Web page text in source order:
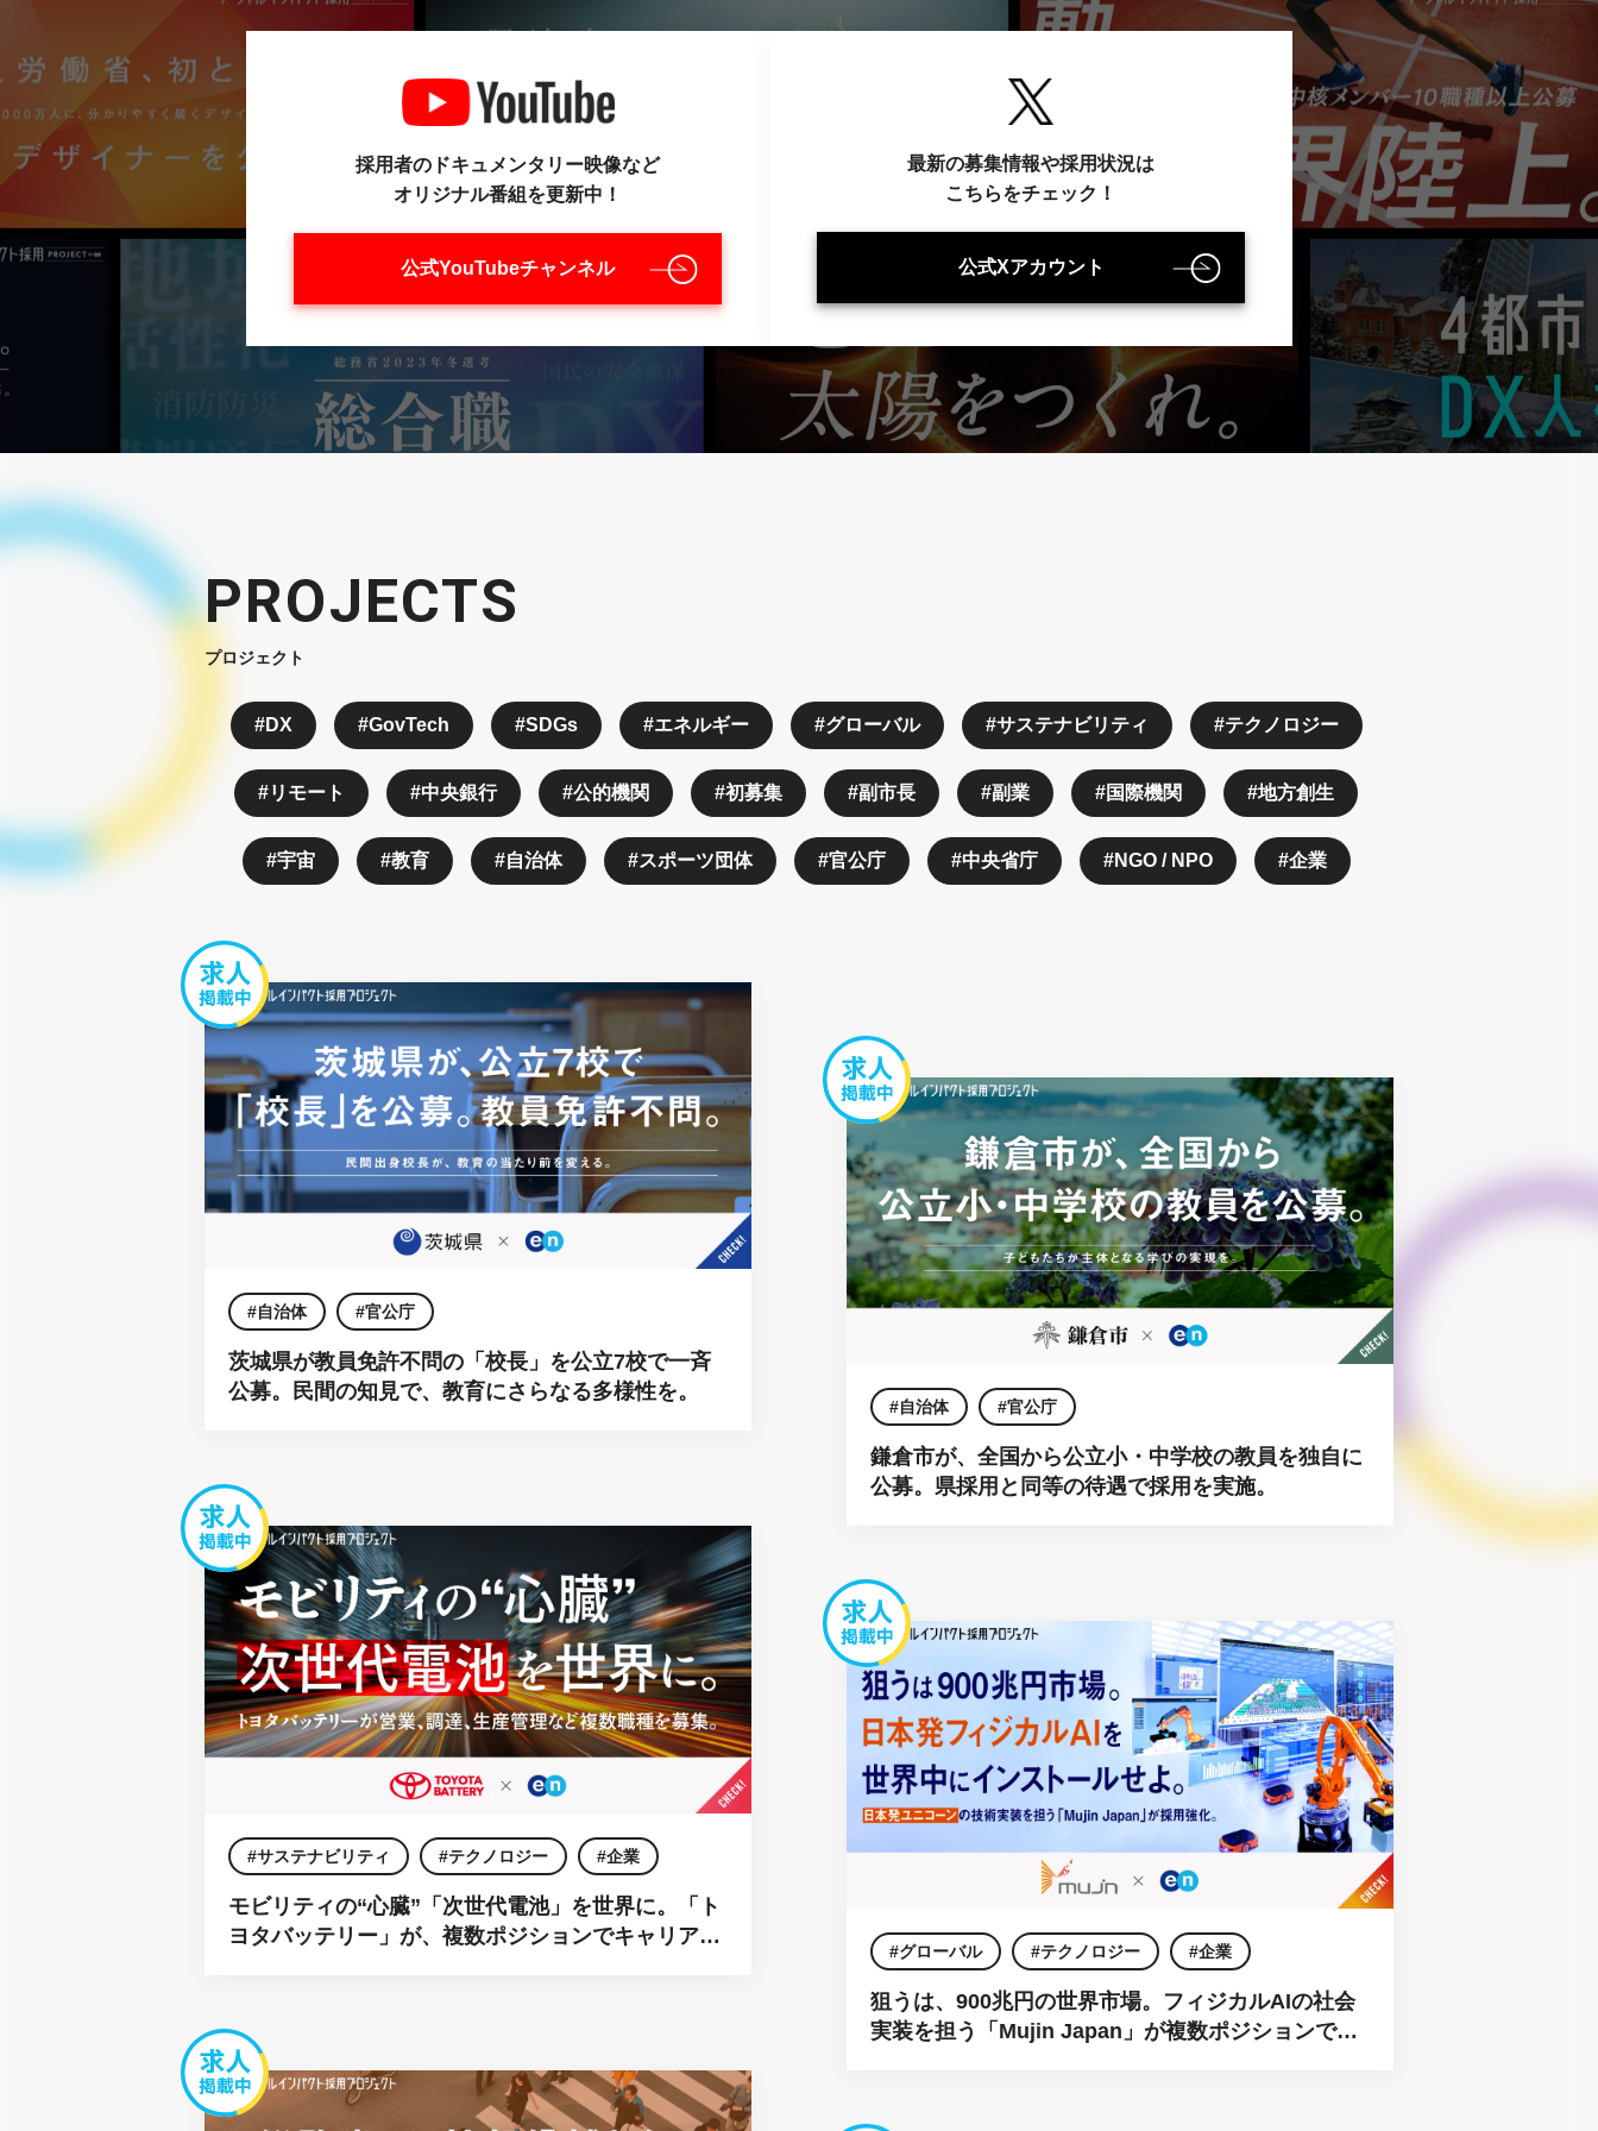
採用者のドキュメンタリー映像など
オリジナル番組を更新中！
公式YouTubeチャンネル
最新の募集情報や採用状況は
こちらをチェック！
公式Xアカウント
PROJECTS
プロジェクト
DX GovTech SDGs エネルギー グローバル サステナビリティ テクノロジー
リモート 中央銀行 公的機関 初募集 副市長 副業 国際機関 地方創生
宇宙 教育 自治体 スポーツ団体 官公庁 中央省庁 NGO / NPO 企業
自治体 官公庁
茨城県が教員免許不問の「校長」を公立7校で一斉
公募。民間の知見で、教育にさらなる多様性を。
自治体 官公庁
鎌倉市が、全国から公立小・中学校の教員を独自に
公募。県採用と同等の待遇で採用を実施。
サステナビリティ テクノロジー 企業
モビリティの“心臓”「次世代電池」を世界に。「ト
ヨタバッテリー」が、複数ポジションでキャリア採
グローバル テクノロジー 企業
狙うは、900兆円の世界市場。フィジカルAIの社会
実装を担う「Mujin Japan」が複数ポジションで一